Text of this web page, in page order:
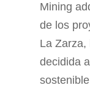
Mining
de los
La Zarza,
decidida